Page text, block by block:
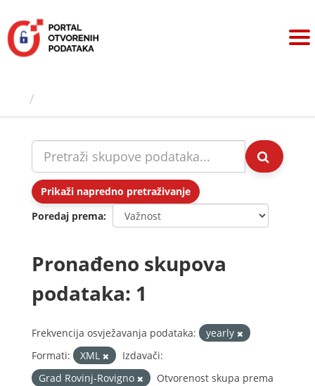
sadržaj
Prikaži napredno pretraživanje
Poredaj prema
Pronađeno skupova
podataka: 1
Frekvencija osvježavanja podataka:
yearly
Formati:
XML
Izdavači:
Grad Rovinj-Rovigno
Otvorenost skupa prema